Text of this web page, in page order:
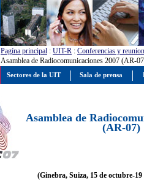
Pagína principal : UIT-R : Conferencias y
Asamblea de Radiocomunicaciones 2007 (AR-
Asamblea de
(AR-07)
(Ginebra, Suiza, 15 de octubre-19
Sectores de la UIT Sala de prensa